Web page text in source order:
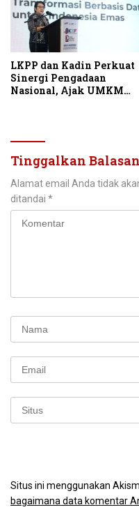
LKPP dan Kadin Perkuat
Sinergi Pengadaan
Nasional, Ajak UMKM
Tinggalkan Balasan
Alamat email Anda tidak
ditandai *
Situs ini menggunakan
bagaimana data komentar